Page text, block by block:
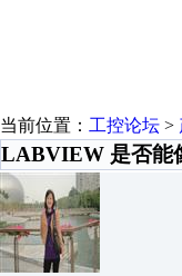
当前位置： 工控论坛 >
LABVIEW 是否能